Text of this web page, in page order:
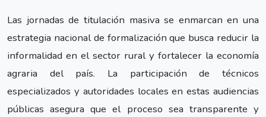
Las jornadas de titulación masiva se enmarcan en una
estrategia nacional de formalización que busca reducir la
informalidad en el sector rural y fortalecer la economía
agraria del país. La participación de técnicos
especializados y autoridades locales en estas audiencias
públicas asegura que el proceso sea transparente y